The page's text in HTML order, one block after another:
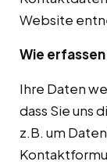
Website
Wie
Ihre Daten
dass Sie uns
z.B. um